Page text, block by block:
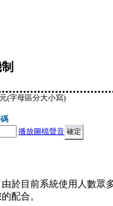
(字母區分大小寫)
播放圖檔聲音
於目前系統使用人數眾
配合。